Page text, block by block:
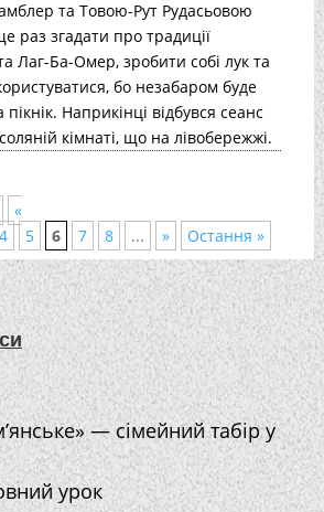
та Товою-Рут Рудасьовою
раз згадати про традиції
Лаг-Ба-Омер, зробити собі лук та
бо незабаром буде
Наприкінці відбувся сеанс
кімнаті, що на лівобережжі.
«
4 5 6 7 8 ... » Остання »
— сімейний табір у
урок